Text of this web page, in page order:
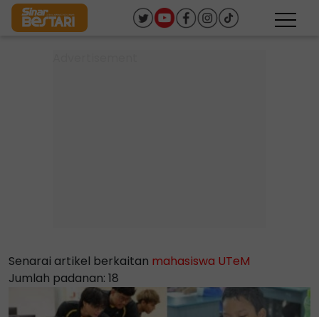
Senarai artikel berkaitan mahasiswa UTeM
Jumlah padanan: 18